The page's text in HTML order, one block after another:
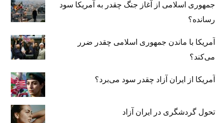
جمهوری اسلامی از آغاز جنگ چقدر به آمریکا سود
رسانده؟
آمریکا با ماندن جمهوری اسلامی چقدر ضرر
می‌کند؟
آمریکا از ایران آزاد چقدر سود می‌برد؟
تحول گردشگری در ایران آزاد